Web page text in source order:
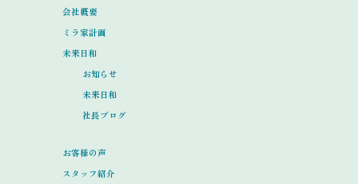
会社概要
ミラ家計画
未来日和
お知らせ
未来日和
社長ブログ
お客様の声
スタッフ紹介